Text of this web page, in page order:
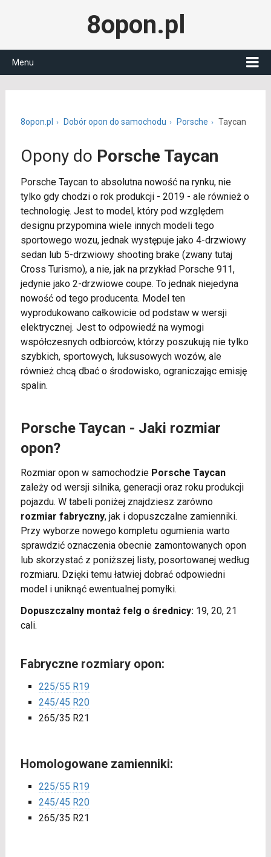
8opon.pl
Menu
8opon.pl Dobór opon do samochodu Porsche Taycan
Opony do Porsche Taycan
Porsche Taycan to absolutna nowość na rynku, nie
tylko gdy chodzi o rok produkcji - 2019 - ale również o
technologię. Jest to model, który pod względem
designu przypomina wiele innych modeli tego
sportowego wozu, jednak występuje jako 4-drzwiowy
sedan lub 5-drzwiowy shooting brake (zwany tutaj
Cross Turismo), a nie, jak na przykład Porsche 911,
jedynie jako 2-drzwiowe coupe. To jednak niejedyna
nowość od tego producenta. Model ten
wyprodukowano całkowicie od podstaw w wersji
elektrycznej. Jest to odpowiedź na wymogi
współczesnych odbiorców, którzy poszukują nie tylko
szybkich, sportowych, luksusowych wozów, ale
również chcą dbać o środowisko, ograniczając emisję
spalin.
Porsche Taycan - Jaki rozmiar
opon?
Rozmiar opon w samochodzie Porsche Taycan
zależy od wersji silnika, generacji oraz roku produkcji
pojazdu. W tabeli poniżej znajdziesz zarówno
rozmiar fabryczny, jak i dopuszczalne zamienniki.
Przy wyborze nowego kompletu ogumienia warto
sprawdzić oznaczenia obecnie zamontowanych opon
lub skorzystać z poniższej listy, posortowanej według
rozmiaru. Dzięki temu łatwiej dobrać odpowiedni
model i uniknąć ewentualnej pomyłki.
Dopuszczalny montaż felg o średnicy:19, 20, 21
cali.
Fabryczne rozmiary opon:
225/55 R19
245/45 R20
265/35 R21
Homologowane zamienniki:
225/55 R19
245/45 R20
265/35 R21